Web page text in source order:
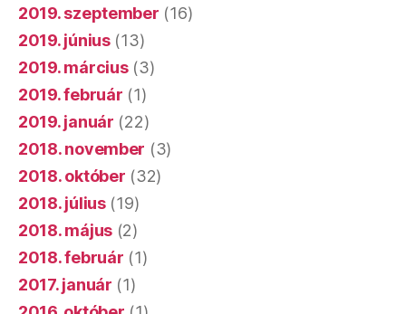
2019. szeptember (16)
2019. június(13)
2019. március(3)
2019. február (1)
2019. január (22)
2018. november (3)
2018. október (32)
2018. július(19)
2018. május (2)
2018. február (1)
2017. január (1)